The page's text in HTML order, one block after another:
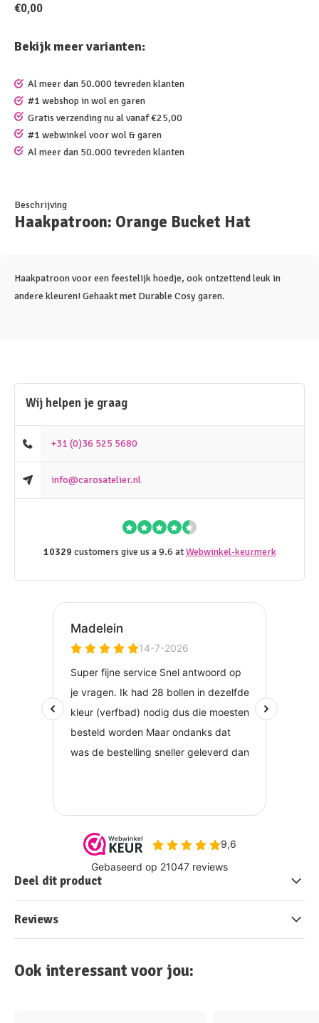
€0,00
Bekijk meer varianten:
Al meer dan 50.000 tevreden klanten
#1 webshop in wol en garen
Gratis verzending nu al vanaf €25,00
#1 webwinkel voor wol & garen
Al meer dan 50.000 tevreden klanten
Beschrijving
Haakpatroon: Orange Bucket Hat
Haakpatroon voor een feestelijk hoedje, ook ontzettend leuk in
andere kleuren! Gehaakt met Durable Cosy garen.
Wij helpen je graag
+31 (0)36 525 5680
info@carosatelier.nl
10329 customers give us a 9.6 atWebwinkel-keurmerk
Deel dit product
Reviews
Ook interessant voor jou: